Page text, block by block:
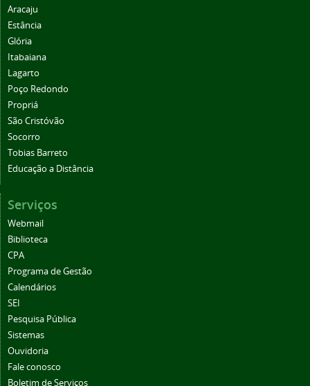
Aracaju
Estância
Glória
Itabaiana
Lagarto
Poço Redondo
Propriá
São Cristóvão
Socorro
Tobias Barreto
Educação a Distância
Serviços
Webmail
Biblioteca
CPA
Programa de Gestão
Calendários
SEI
Pesquisa Pública
Sistemas
Ouvidoria
Fale conosco
Boletim de Serviços